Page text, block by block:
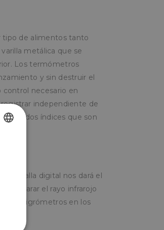
tipo de alimentos tanto
metálica que se
Los termómetros
y sin destruir el
necesario en
independiente de
los dos índices que son
pantalla digital nos dará el
disparar el rayo infrarojo
los higrómetros en los